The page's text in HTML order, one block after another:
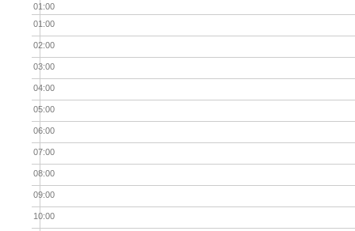
01:00
01:00
02:00
03:00
04:00
05:00
06:00
07:00
08:00
09:00
10:00